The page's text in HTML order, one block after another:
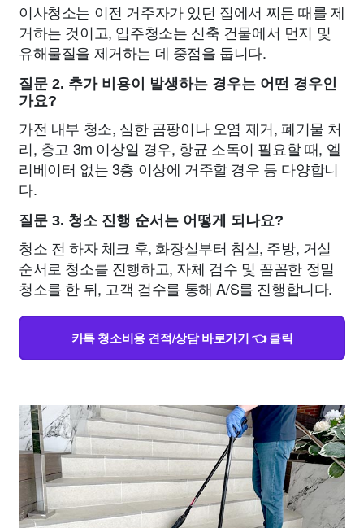
이사청소는 이전 거주자가 있던 집에서 찌든 때를 제
거하는 것이고, 입주청소는 신축 건물에서 먼지 및
유해물질을 제거하는 데 중점을 둡니다.
질문 2. 추가 비용이 발생하는 경우는 어떤 경우인
가요?
가전 내부 청소, 심한 곰팡이나 오염 제거, 폐기물 처
리, 층고 3m 이상일 경우, 항균 소독이 필요할 때, 엘
리베이터 없는 3층 이상에 거주할 경우 등 다양합니
다.
질문 3. 청소 진행 순서는 어떻게 되나요?
청소 전 하자 체크 후, 화장실부터 침실, 주방, 거실
순서로 청소를 진행하고, 자체 검수 및 꼼꼼한 정밀
청소를 한 뒤, 고객 검수를 통해 A/S를 진행합니다.
카톡 청소비용 견적/상담 바로가기 👈 클릭